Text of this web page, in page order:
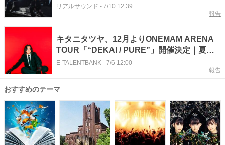
譜6作をレビュー
リアルサウンド - 7/10 12:39
報告
キタニタツヤ、12月よりONEMAM ARENA
TOUR「“DEKAI / PURE”」開催決定｜夏フ
ェス出演も控える
E-TALENTBANK - 7/6 12:00
報告
おすすめのテーマ